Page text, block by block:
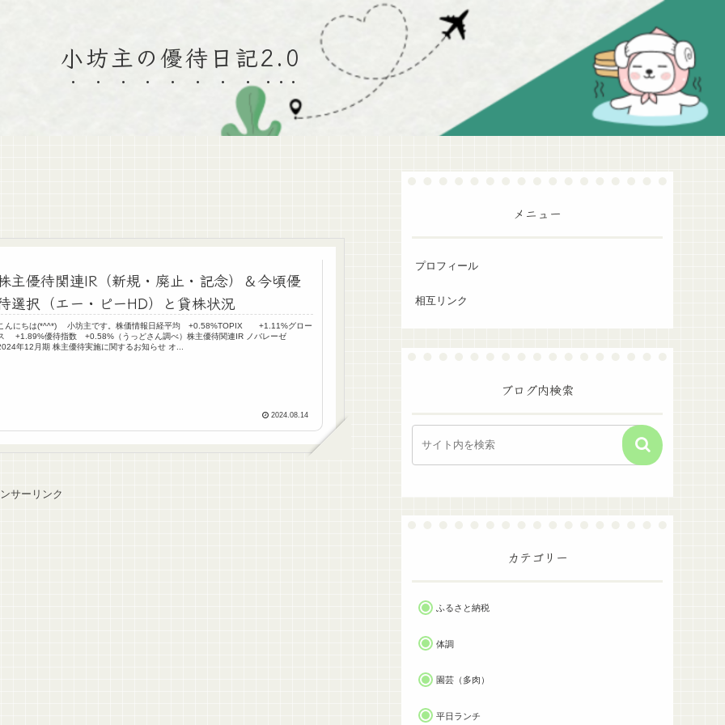
小坊主の優待日記2.0
主優待関連IR（新規・廃止・記念）＆今頃優
選択（エー・ピーHD）と貸株状況
んにちは(*^^*) 小坊主です。株価情報日経平均 +0.58%TOPIX +1.11%グロー
+1.89%優待指数 +0.58%（うっどさん調べ）株主優待関連IR ノバレーゼ
年12月期 株主優待実施に関するお知らせ オ...
2024.08.14
サーリンク
メニュー
プロフィール
相互リンク
ブログ内検索
カテゴリー
ふるさと納税
体調
園芸（多肉）
平日ランチ